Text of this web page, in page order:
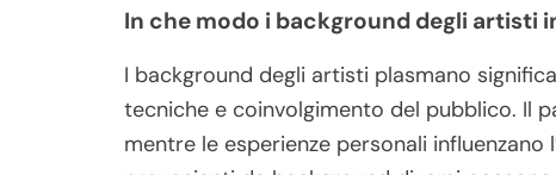
In che modo i background degli artisti
I background degli artisti plasmano
tecniche e coinvolgimento del pubblico. Il
mentre le esperienze personali